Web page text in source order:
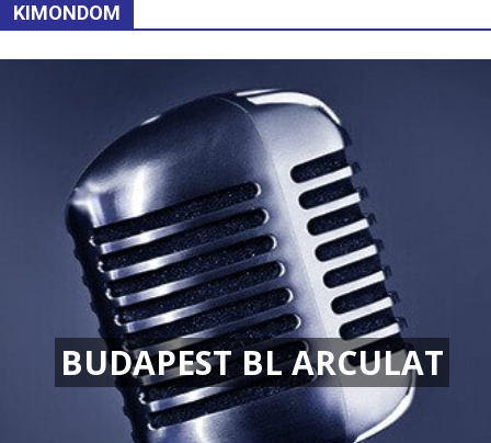
KIMONDOM
BUDAPEST BL ARCULAT